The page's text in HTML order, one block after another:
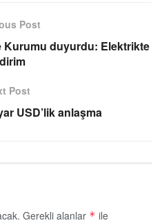
Post
Kurumu duyurdu: Elektrikte
Post
USD’lik anlaşma
Gerekli alanlar * ile